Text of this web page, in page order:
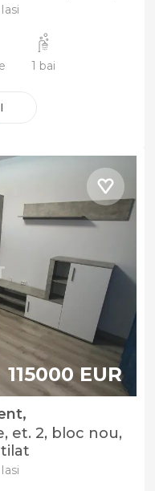
1 bai
115000 EUR
et. 2, bloc nou,